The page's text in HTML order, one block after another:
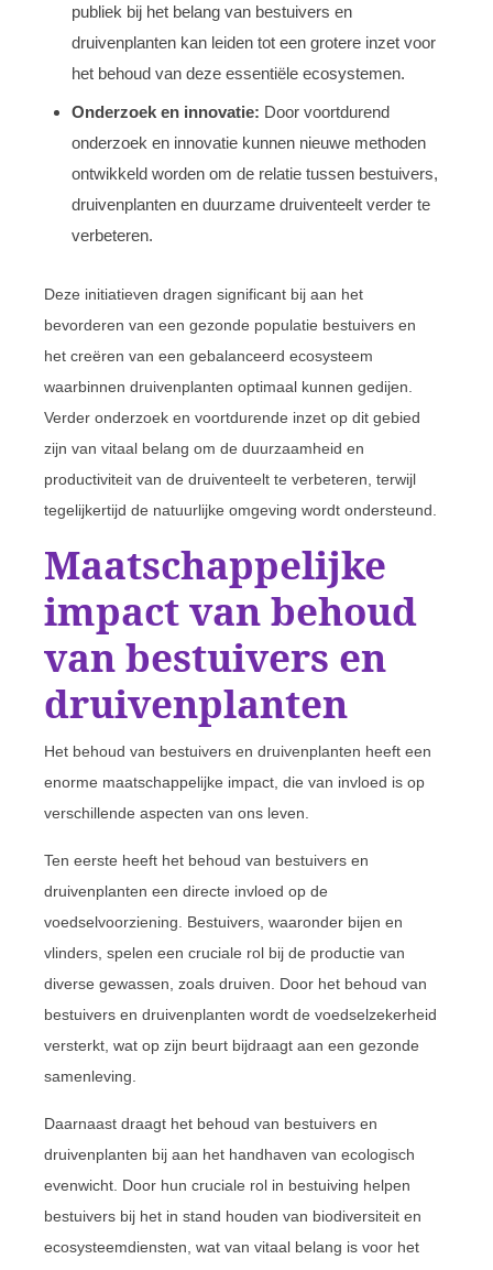
publiek bij het belang van bestuivers en
druivenplanten kan leiden tot een grotere inzet voor
het behoud van deze essentiële ecosystemen.
Onderzoek en innovatie: Door voortdurend
onderzoek en innovatie kunnen nieuwe methoden
ontwikkeld worden om de relatie tussen bestuivers,
druivenplanten en duurzame druiventeelt verder te
verbeteren.
Deze initiatieven dragen significant bij aan het
bevorderen van een gezonde populatie bestuivers en
het creëren van een gebalanceerd ecosysteem
waarbinnen druivenplanten optimaal kunnen gedijen.
Verder onderzoek en voortdurende inzet op dit gebied
zijn van vitaal belang om de duurzaamheid en
productiviteit van de druiventeelt te verbeteren, terwijl
tegelijkertijd de natuurlijke omgeving wordt ondersteund.
Maatschappelijke
impact van behoud
van bestuivers en
druivenplanten
Het behoud van bestuivers en druivenplanten heeft een
enorme maatschappelijke impact, die van invloed is op
verschillende aspecten van ons leven.
Ten eerste heeft het behoud van bestuivers en
druivenplanten een directe invloed op de
voedselvoorziening. Bestuivers, waaronder bijen en
vlinders, spelen een cruciale rol bij de productie van
diverse gewassen, zoals druiven. Door het behoud van
bestuivers en druivenplanten wordt de voedselzekerheid
versterkt, wat op zijn beurt bijdraagt aan een gezonde
samenleving.
Daarnaast draagt het behoud van bestuivers en
druivenplanten bij aan het handhaven van ecologisch
evenwicht. Door hun cruciale rol in bestuiving helpen
bestuivers bij het in stand houden van biodiversiteit en
ecosysteemdiensten, wat van vitaal belang is voor het